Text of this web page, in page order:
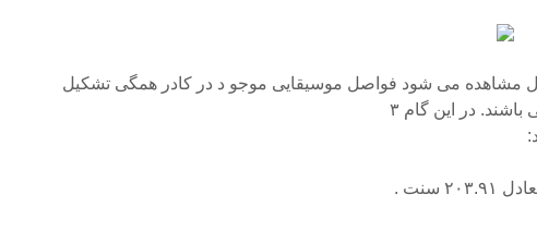
مشاهده می شود فواصل موسیقایی موجو د در کادر همگی تشکیل
در این گام ۳